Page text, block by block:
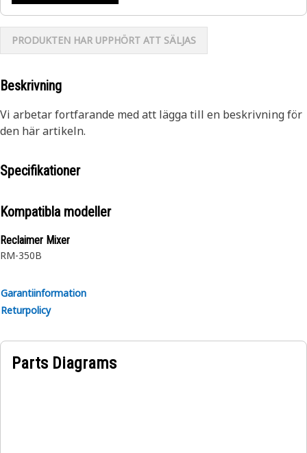
PRODUKTEN HAR UPPHÖRT ATT SÄLJAS
Beskrivning
Vi arbetar fortfarande med att lägga till en beskrivning för
den här artikeln.
Specifikationer
Kompatibla modeller
Reclaimer Mixer
RM-350B
Garantiinformation
Returpolicy
Parts Diagrams